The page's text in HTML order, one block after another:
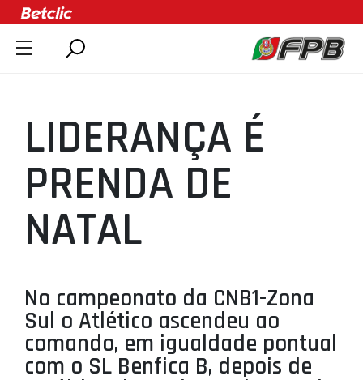
ÚLTIMAS
COMPETIÇÕES
ASSOCIAÇÕES
CLUBES
AGENTES
SELEÇÕES
MINIBASQUETE
ÁREA TÉCNICA
LIDERANÇA É
PRENDA DE
NATAL
No campeonato da CNB1-Zona
Sul o Atlético ascendeu ao
comando, em igualdade pontual
com o SL Benfica B, depois de